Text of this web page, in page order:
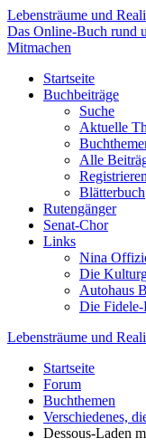
Lebensträume und
Das Online-Buch rund
Mitmachen
Startseite
Buchbeiträge
Suche
Aktuelle
Alle
Blätterbuch
Rutengänger
Senat-Chor
Links
Nina
Die
Autohaus
Die
Lebensträume und
Startseite
Forum
Buchthemen
Verschiedenes,
Dessous-Laden